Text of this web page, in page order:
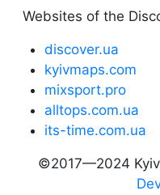
Websites of the
discover.ua
kyivmaps.com
mixsport.pro
alltops.com.ua
its-time.com.ua
©2017—2024